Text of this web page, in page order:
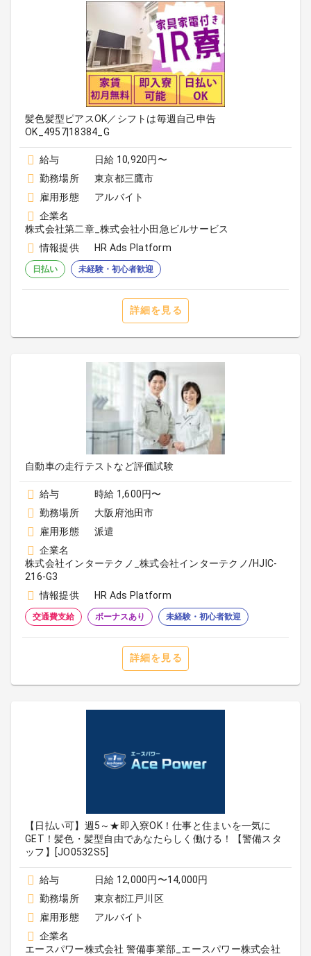
髪色髪型ピアスOK／シフトは毎週自己申告
OK_4957|18384_G
給与
日給 10,920円〜
勤務場所
東京都三鷹市
雇用形態
アルバイト
企業名
株式会社第二章_株式会社小田急ビルサービス
情報提供
HR Ads Platform
日払い 未経験・初心者歓迎
詳細を見る
自動車の走行テストなど評価試験
給与
時給 1,600円〜
勤務場所
大阪府池田市
雇用形態
派遣
企業名
株式会社インターテクノ_株式会社インターテクノ/HJIC-
216-G3
情報提供
HR Ads Platform
交通費支給 ボーナスあり 未経験・初心者歓迎
詳細を見る
【日払い可】週5～★即入寮OK！仕事と住まいを一気に
GET！髪色・髪型自由であなたらしく働ける！【警備スタ
ッフ】[JO0532S5]
給与
日給 12,000円〜14,000円
勤務場所
東京都江戸川区
雇用形態
アルバイト
企業名
エースパワー株式会社 警備事業部_エースパワー株式会社